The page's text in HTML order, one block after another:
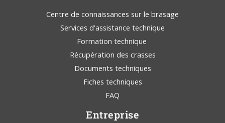
Centre de connaissances sur le brasage
Services d'assistance technique
Formation technique
Récupération des crasses
Documents techniques
Fiches techniques
FAQ
Entreprise